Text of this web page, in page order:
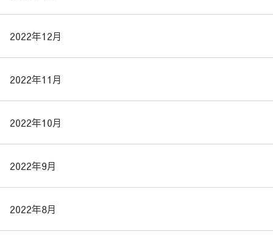
2022年12月
2022年11月
2022年10月
2022年9月
2022年8月